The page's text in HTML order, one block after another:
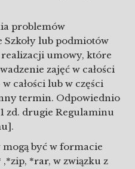
problemów
lub podmiotów
realizacji umowy, które
zajęć w całości
całości lub w części
termin. Odpowiednio
zd. drugie Regulaminu
być w formacie
*rar, w związku z